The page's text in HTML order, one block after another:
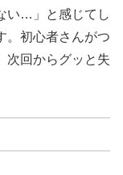
い…」と感じてし
。初心者さんがつ
次回からグッと失